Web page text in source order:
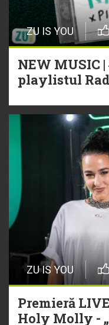
ZU IS YOU
NEW MUSIC
playlistul
ZU IS YOU
Premieră
Holy Molly -